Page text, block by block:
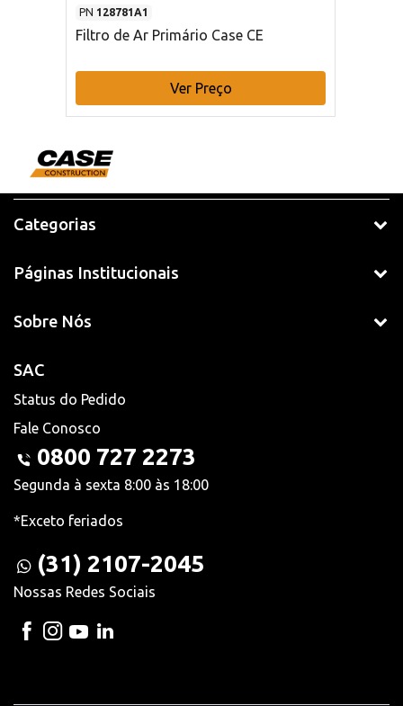
PN 128781A1
Filtro de Ar Primário Case CE
Ver Preço
Categorias
Páginas Institucionais
Sobre Nós
SAC
Status do Pedido
Fale Conosco
0800 727 2273
Segunda à sexta 8:00 às 18:00
*Exceto feriados
(31) 2107-2045
Nossas Redes Sociais